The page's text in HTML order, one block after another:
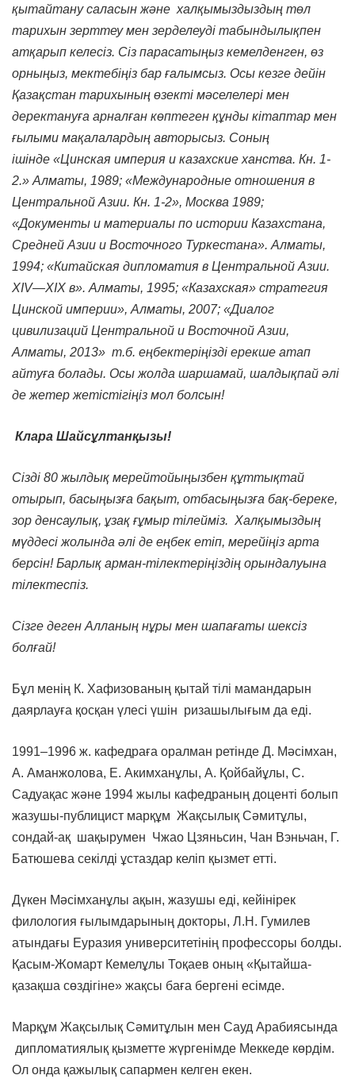
қытайтану саласын және халқымыздыздың төл
тарихын зерттеу мен зерделеуді табындылықпен
атқарып келесіз. Сіз парасатыңыз кемелденген, өз
орныңыз, мектебіңіз бар ғалымсыз. Осы кезге дейін
Қазақстан тарихының өзекті мәселелері мен
деректануға арналған көптеген құнды кітаптар мен
ғылыми мақалалардың авторысыз. Соның
ішінде «Цинская империя и казахские ханства. Кн. 1-
2.» Алматы, 1989; «Международные отношения в
Центральной Азии. Кн. 1-2», Москва 1989;
«Документы и материалы по истории Казахстана,
Средней Азии и Восточного Туркестана». Алматы,
1994; «Китайская дипломатия в Центральной Азии.
XIV—XIX в». Алматы, 1995; «Казахская» стратегия
Цинской империи», Алматы, 2007; «Диалог
цивилизаций Центральной и Восточной Азии,
Алматы, 2013» т.б. еңбектеріңізді ерекше атап
айтуға болады. Осы жолда шаршамай, шалдықпай әлі
де жетер жетістігіңіз мол болсын!
Клара Шайсұлтанқызы!
Сізді 80 жылдық мерейтойыңызбен құттықтай
отырып, басыңызға бақыт, отбасыңызға бақ-береке,
зор денсаулық, ұзақ ғұмыр тілейміз. Халқымыздың
мүддесі жолында әлі де еңбек етіп, мерейіңіз арта
берсін! Барлық арман-тілектеріңіздің орындалуына
тілектеспіз.
Сізге деген Алланың нұры мен шапағаты шексіз
болғай!
Бұл менің К. Хафизованың қытай тілі мамандарын
даярлауға қосқан үлесі үшін ризашылығым да еді.
1991–1996 ж. кафедраға оралман ретінде Д. Мәсімхан,
А. Аманжолова, Е. Акимханұлы, А. Қойбайұлы, С.
Садуақас және 1994 жылы кафедраның доценті болып
жазушы-публицист марқұм Жақсылық Сәмитұлы,
сондай-ақ шақырумен Чжао Цзяньсин, Чан Вэньчан, Г.
Батюшева секілді ұстаздар келіп қызмет етті.
Дүкен Мәсімханұлы ақын, жазушы еді, кейінірек
филология ғылымдарының докторы, Л.Н. Гумилев
атындағы Еуразия университетінің профессоры болды.
Қасым-Жомарт Кемелұлы Тоқаев оның «Қытайша-
қазақша сөздігіне» жақсы баға бергені есімде.
Марқұм Жақсылық Сәмитұлын мен Сауд Арабиясында
дипломатиялық қызметте жүргенімде Меккеде көрдім.
Ол онда қажылық сапармен келген екен.